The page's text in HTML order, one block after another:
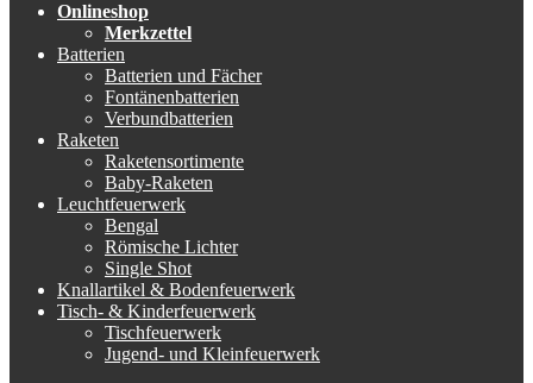
Onlineshop
Merkzettel
Batterien
Batterien und Fächer
Fontänenbatterien
Verbundbatterien
Raketen
Raketensortimente
Baby-Raketen
Leuchtfeuerwerk
Bengal
Römische Lichter
Single Shot
Knallartikel & Bodenfeuerwerk
Tisch- & Kinderfeuerwerk
Tischfeuerwerk
Jugend- und Kleinfeuerwerk